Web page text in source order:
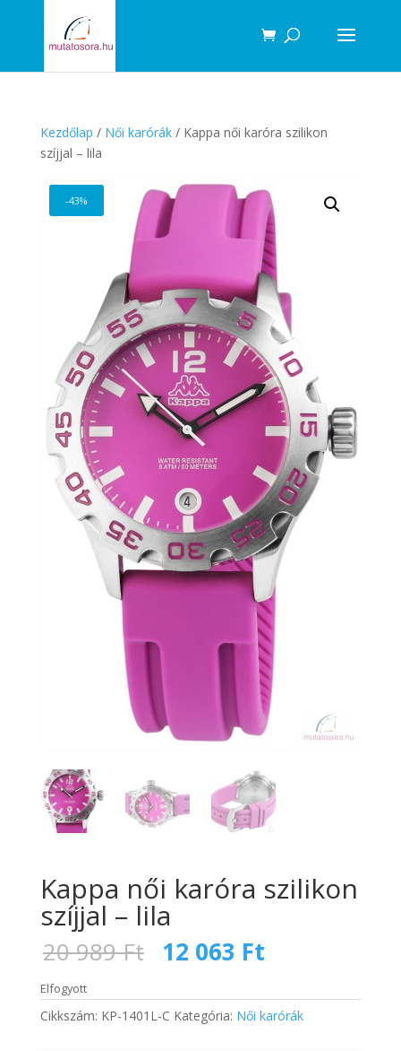
Kezdőlap / Női karórák/ Kappa női karóra szilikon
szíjjal – lila
-43%
Kappa női karóra szilikon
szíjjal – lila
20 989Ft Original
price
was:
20
989 Ft.
12 063 Ft
is:
12
Elfogyott
Cikkszám: KP-1401L-C Kategória: Női karórák